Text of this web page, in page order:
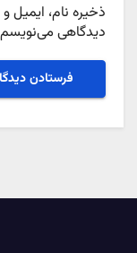
ذخیره نام، ایمیل
دیدگاهی